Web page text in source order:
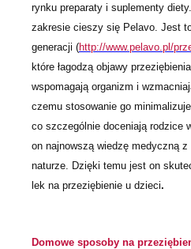
rynku preparaty i suplementy
zakresie cieszy się Pelavo. Jest
generacji (http://www.pelavo.pl/
które łagodzą objawy
wspomagają organizm i
czemu stosowanie go
co szczególnie doceniają rodzice
on najnowszą wiedzę medyczną
naturze. Dzięki temu jest on
lek na przeziębienie u dzieci.
Domowe sposoby na